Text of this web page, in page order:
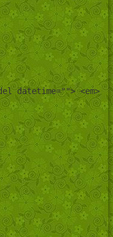
datetime=""> <em>